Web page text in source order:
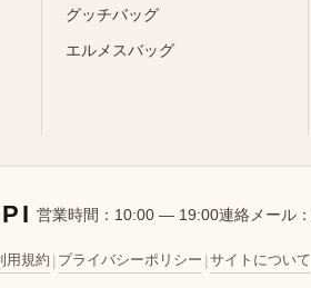
グッチバッグ
エルメスバッグ
営業時間：10:00 — 19:00連絡メール：
用規約 プライバシーポリシー サイトについて